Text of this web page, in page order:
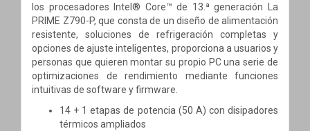
los procesadores Intel® Core™ de 13.ª generación La
PRIME Z790-P, que consta de un diseño de alimentación
resistente, soluciones de refrigeración completas y
opciones de ajuste inteligentes, proporciona a usuarios y
personas que quieren montar su propio PC una serie de
optimizaciones de rendimiento mediante funciones
intuitivas de software y firmware.
14 + 1 etapas de potencia (50 A) con disipadores
térmicos ampliados